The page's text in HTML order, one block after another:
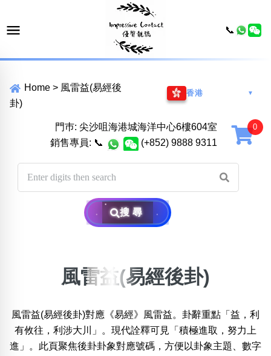
Home > 風雷益(易經後
卦)
香港 ▼
門巿: 尖沙咀海港城海洋中心6樓604室
銷售專員: 📞 (+852) 9888 9311
搜尋
位置:
一 二 三 六 七 八
風雷益(易經後卦)
風雷益(易經後卦)對應《易經》風雷益。卦辭重點「益，利
有攸往，利涉大川」。現代詮釋可見「積極進取，努力上
進」。此頁聚焦後卦卦象對應號碼，方便以卦象主題、數字
📞